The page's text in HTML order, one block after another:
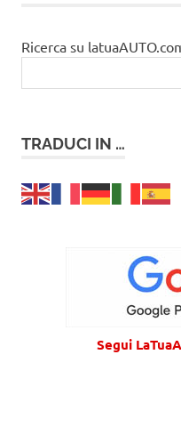
Ricerca su
TRADUCI IN …
Segui